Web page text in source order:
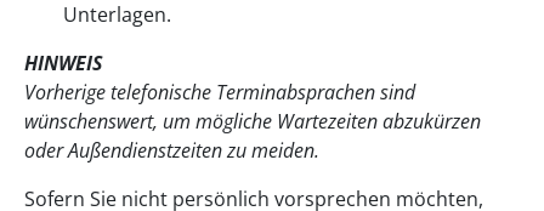
Unterlagen.
HINWEIS
Vorherige telefonische Terminabsprachen sind
wünschenswert, um mögliche Wartezeiten abzukürzen
oder Außendienstzeiten zu meiden.
Sofern Sie nicht persönlich vorsprechen möchten,